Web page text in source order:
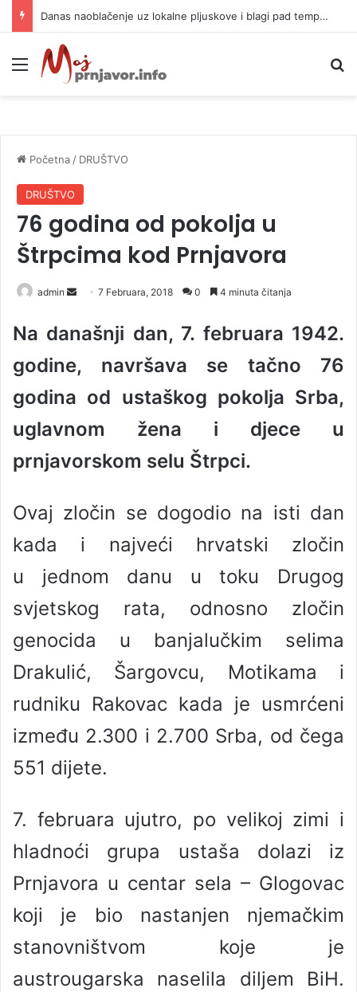
Novi kolaps na putu ka moru u Hrvatskoj
Meni
Početna / DRUŠTVO
DRUŠTVO
76 godina od pokolja u
Štrpcima kod Prnjavora
admin
n
a
m
i
7 Februara, 2018 0 4 minuta čitanja
Na današnji dan, 7. februara 1942.
godine, navršava se tačno 76
godina od ustaškog pokolja Srba,
uglavnom žena i djece u
prnjavorskom selu Štrpci.
Ovaj zločin se dogodio na isti dan
kada i najveći hrvatski zločin
u jednom danu u toku Drugog
svjetskog rata, odnosno zločin
genocida u banjalučkim selima
Drakulić, Šargovcu, Motikama i
rudniku Rakovac kada je usmrćeni
između 2.300 i 2.700 Srba, od čega
551 dijete.
7. februara ujutro, po velikoj zimi i
hladnoći grupa ustaša dolazi iz
Prnjavora u centar sela – Glogovac
koji je bio nastanjen njemačkim
stanovništvom koje je
austrougarska naselila diljem BiH.